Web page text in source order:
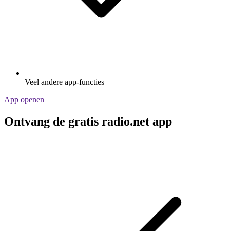
Veel andere app-functies
App openen
Ontvang de gratis radio.net app